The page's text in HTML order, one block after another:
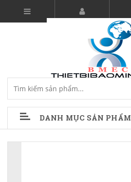
DANH MỤC SẢN PHẨM